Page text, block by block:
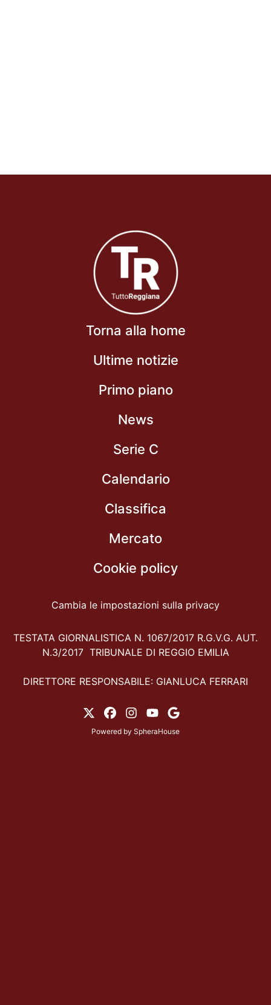
Torna alla home
Ultime notizie
Primo piano
News
Serie C
Calendario
Classifica
Mercato
Cookie policy
Cambia le impostazioni sulla privacy
TESTATA GIORNALISTICA N. 1067/2017 R.G.V.G. AUT.
N.3/2017 TRIBUNALE DI REGGIO EMILIA
DIRETTORE RESPONSABILE: GIANLUCA FERRARI
Powered by SpheraHouse